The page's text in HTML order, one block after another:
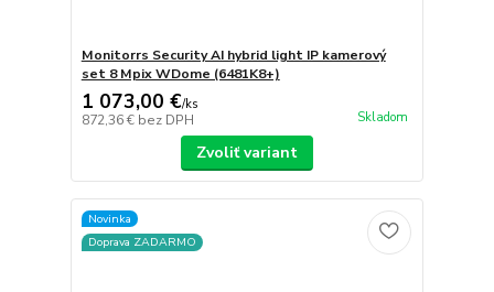
Monitorrs Security AI hybrid light IP kamerový
set 8 Mpix WDome (6481K8+)
1 073,00 €/ks
872,36 € bez DPH Skladom
Zvoliť variant
Novinka
Doprava ZADARMO